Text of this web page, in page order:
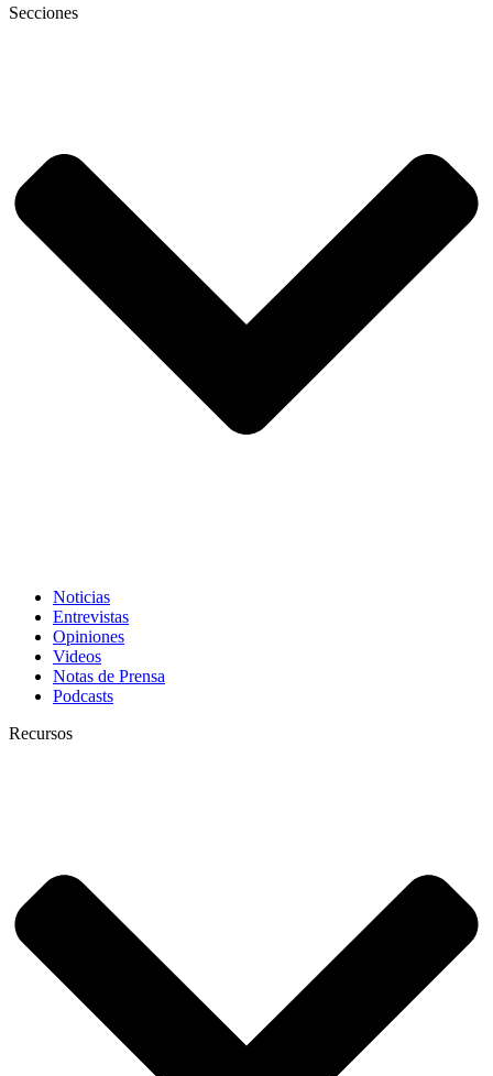
Secciones
Noticias
Entrevistas
Opiniones
Videos
Notas de Prensa
Podcasts
Recursos